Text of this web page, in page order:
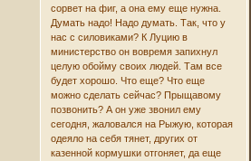
сорвет на фиг, а она ему еще нужна.
Думать надо! Надо думать. Так, что у
нас с силовиками? К Луцию в
министерство он вовремя запихнул
целую обойму своих людей. Там все
будет хорошо. Что еще? Что еще
можно сделать сейчас? Прыщавому
позвонить? А он уже звонил ему
сегодня, жаловался на Рыжую, которая
одеяло на себя тянет, других от
казенной кормушки отгоняет, да еще